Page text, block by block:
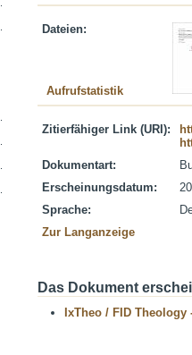
Dateien:
Aufrufstatistik
Zitierfähiger Link (URI):
Dokumentart:
Erscheinungsdatum:
Sprache:
Zur Langanzeige
Das Dokument
IxTheo / FID Theology